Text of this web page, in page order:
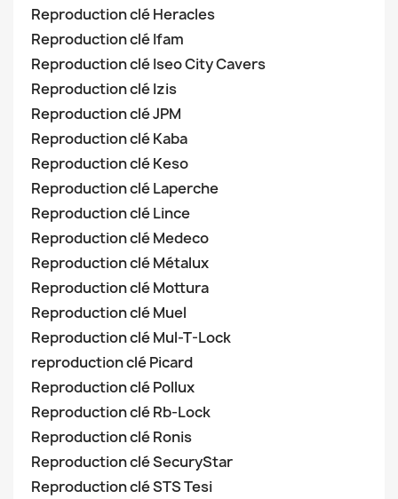
Reproduction clé Heracles
Reproduction clé Ifam
Reproduction clé Iseo City Cavers
Reproduction clé Izis
Reproduction clé JPM
Reproduction clé Kaba
Reproduction clé Keso
Reproduction clé Laperche
Reproduction clé Lince
Reproduction clé Medeco
Reproduction clé Métalux
Reproduction clé Mottura
Reproduction clé Muel
Reproduction clé Mul-T-Lock
reproduction clé Picard
Reproduction clé Pollux
Reproduction clé Rb-Lock
Reproduction clé Ronis
Reproduction clé SecuryStar
Reproduction clé STS Tesi